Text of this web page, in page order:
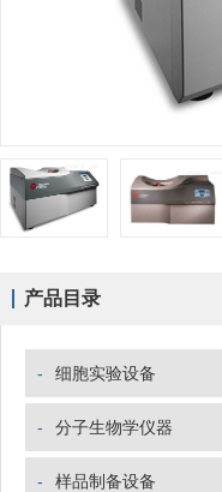
产品目录
- 细胞实验设备
- 分子生物学仪器
- 样品制备设备